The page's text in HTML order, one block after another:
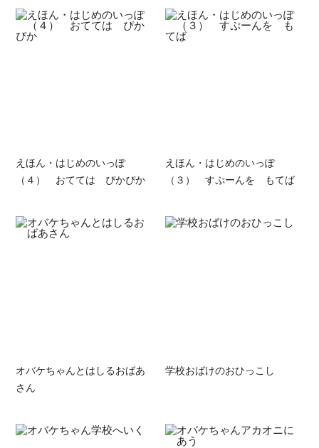
えほん・はじめのいっぽ
（４） おてては ぴかぴか
えほん・はじめのいっぽ
（３） すぷーんを もてば
オバケちゃんとはしるおばあ
さん
学校おばけのおひっこし